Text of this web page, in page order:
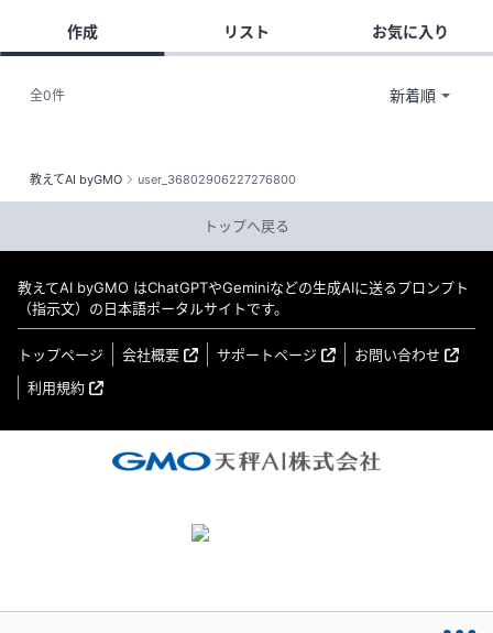
教えてAI byGMO user_36802906227276800
作成 リスト お気に入り
全0件
トップへ戻る
教えてAI byGMO はChatGPTやGeminiなどの生成AIに送るプロンプト
（指示文）の日本語ポータルサイトです。
トップページ 会社概要 サポートページ
お問い合わせ
利用規約